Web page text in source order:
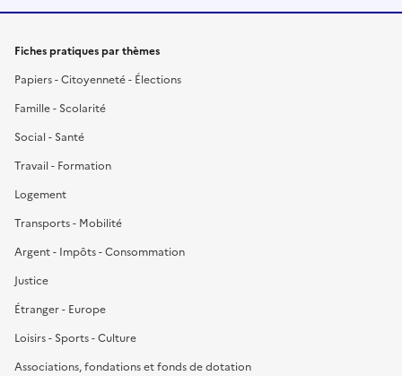
Fiches pratiques par thèmes
Papiers - Citoyenneté - Élections
Famille - Scolarité
Social - Santé
Travail - Formation
Logement
Transports - Mobilité
Argent - Impôts - Consommation
Justice
Étranger - Europe
Loisirs - Sports - Culture
Associations, fondations et fonds de dotation